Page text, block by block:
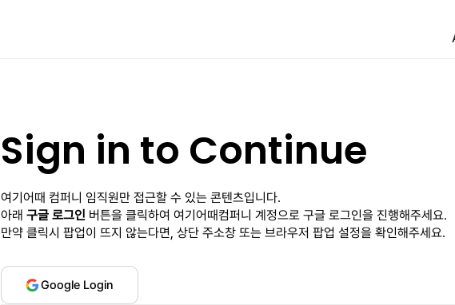
Sign in to Continue
여기어때 컴퍼니 임직원만 접근할 수 있는 콘텐츠입니다.
아래 구글 로그인 버튼을 클릭하여 여기어때컴퍼니 계정으로 구글 로그인을 진행해주세요.
만약 클릭시 팝업이 뜨지 않는다면, 상단 주소창 또는 브라우저 팝업 설정을 확인해주세요.
Google Login